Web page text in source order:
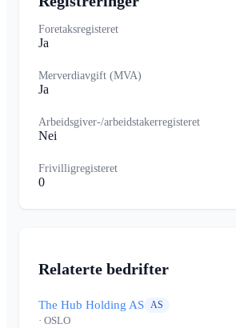
Foretaksregisteret
Ja
Merverdiavgift (MVA)
Ja
Arbeidsgiver-/arbeidstakerregisteret
Nei
Frivilligregisteret
0
Relaterte bedrifter
The Hub Holding AS AS
· OSLO